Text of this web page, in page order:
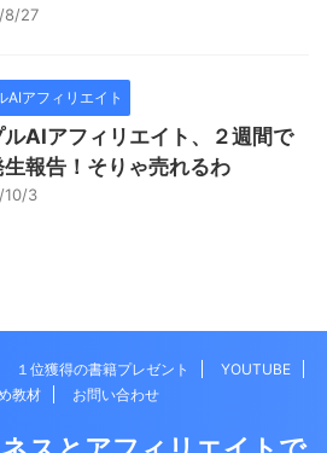
8/27
AIアフィリエイト
ルAIアフィリエイト、２週間で
報告！そりゃ売れるわ
10/3
１位獲得の書籍プレゼント
YOUTUBE
教材
お問い合わせ